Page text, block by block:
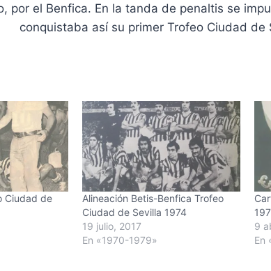
por el Benfica. En la tanda de penaltis se
conquistaba así su primer Trofeo Ciudad de
Ciudad de
Alineación Betis-Benfica Trofeo
Ciudad de Sevilla 1974
19 julio, 2017
En «1970-1979»
9
En